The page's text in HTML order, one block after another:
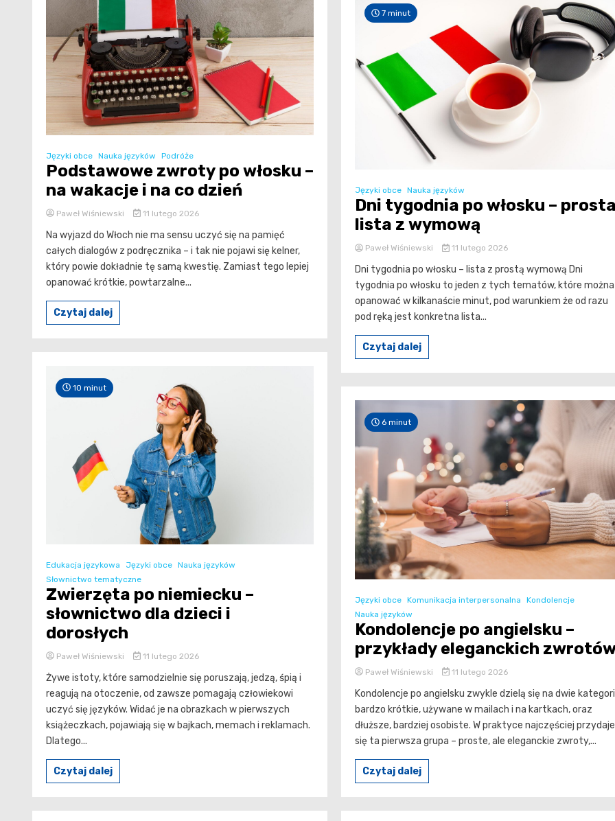
Języki obce Nauka języków Podróże
Podstawowe zwroty po włosku –
na wakacje i na co dzień
Paweł Wiśniewski 11 lutego 2026
Na wyjazd do Włoch nie ma sensu uczyć się na pamięć
całych dialogów z podręcznika – i tak nie pojawi się kelner,
który powie dokładnie tę samą kwestię. Zamiast tego lepiej
opanować krótkie, powtarzalne...
Czytaj dalej
10 minut
Edukacja językowa Języki obce Nauka języków
Słownictwo tematyczne
Zwierzęta po niemiecku –
słownictwo dla dzieci i
dorosłych
Paweł Wiśniewski 11 lutego 2026
Żywe istoty, które samodzielnie się poruszają, jedzą, śpią i
reagują na otoczenie, od zawsze pomagają człowiekowi
uczyć się języków. Widać je na obrazkach w pierwszych
książeczkach, pojawiają się w bajkach, memach i reklamach.
Dlatego...
Czytaj dalej
7 minut
Języki obce Nauka języków
Dni tygodnia po włosku –
lista z wymową
Paweł Wiśniewski 11 lutego 2026
Dni tygodnia po włosku – lista z prostą wymową Dni
tygodnia po włosku to jeden z tych tematów, które można
opanować w kilkanaście minut, pod warunkiem że od razu
pod ręką jest konkretna lista...
Czytaj dalej
6 minut
Języki obce Komunikacja interpersonalna
Kondolencje
Nauka języków
Kondolencje po angielsku –
przykłady eleganckich
Paweł Wiśniewski 11 lutego 2026
Kondolencje po angielsku zwykle dzielą się na dwie
bardzo krótkie, używane w mailach i na kartkach, oraz
dłuższe, bardziej osobiste. W praktyce najczęściej przydaje
się ta pierwsza grupa – proste, ale eleganckie zwroty,...
Czytaj dalej